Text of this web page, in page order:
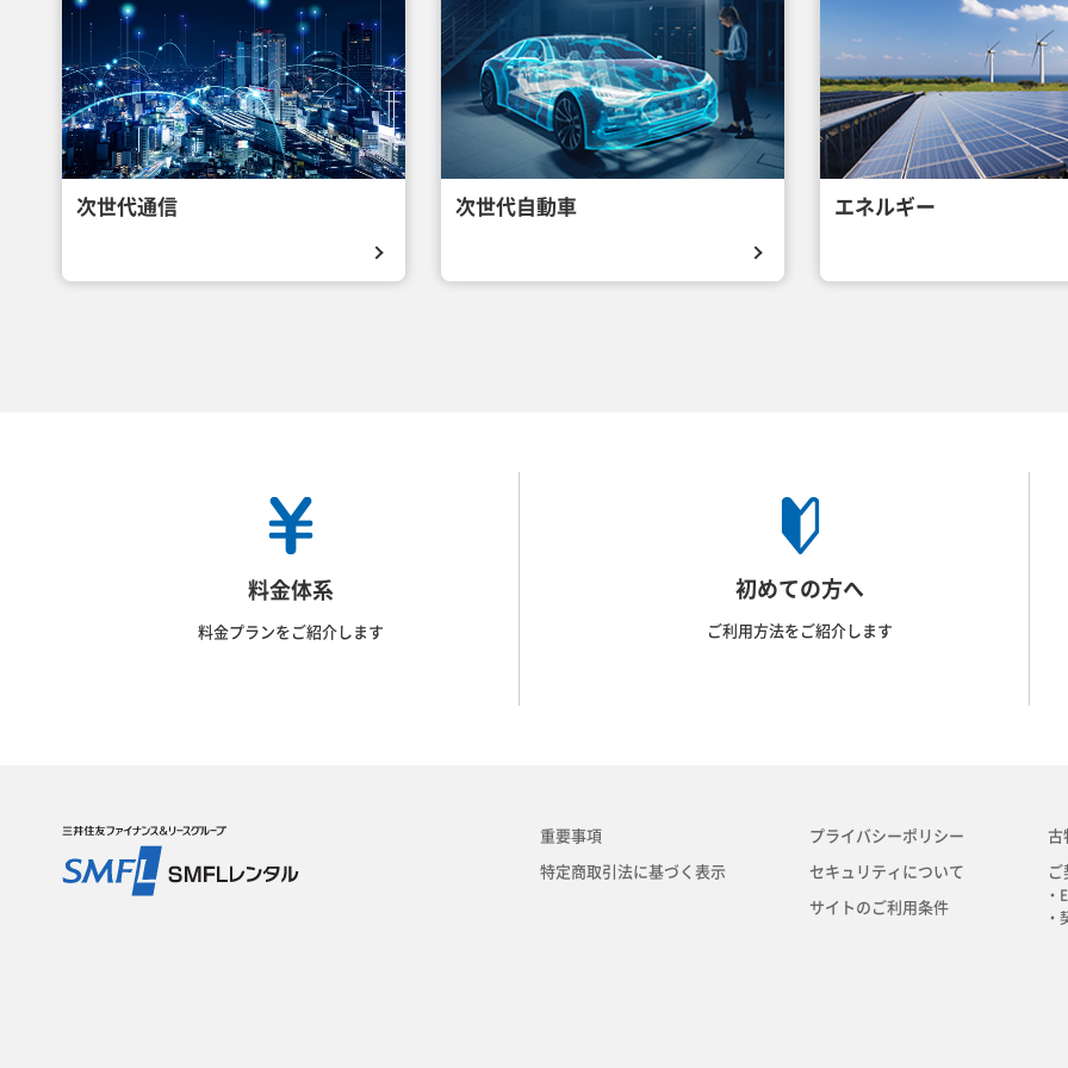
次世代通信 次世代自動車 エネルギー
料金体系
料金プランをご紹介します
初めての方へ
ご利用方法をご紹介します
重要事項
特定商取引法に基づく表示
プライバシーポリシー
セキュリティについて
サイトのご利用条件
古
ご
・
・